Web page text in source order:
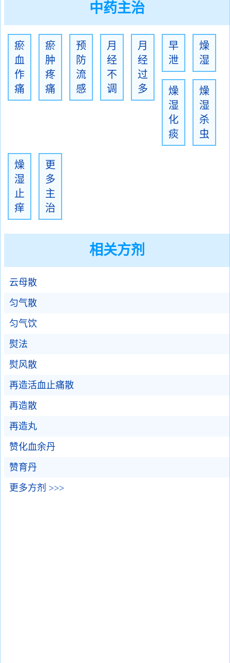
中药主治
瘀
血
作
痛
瘀
肿
疼
痛
预
防
流
感
月
经
不
调
月
经
过
多
早
泄
燥
湿
燥
湿
化
痰
燥
湿
杀
虫
燥
湿
止
痒
更
多
主
治
相关方剂
云母散
匀气散
匀气饮
熨法
熨风散
再造活血止痛散
再造散
再造丸
赞化血余丹
赞育丹
更多方剂 >>>